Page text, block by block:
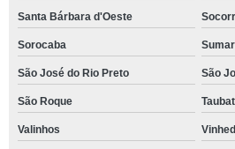
Santa Bárbara d'Oeste
Sorocaba
São José do Rio Preto São
São Roque
Valinhos